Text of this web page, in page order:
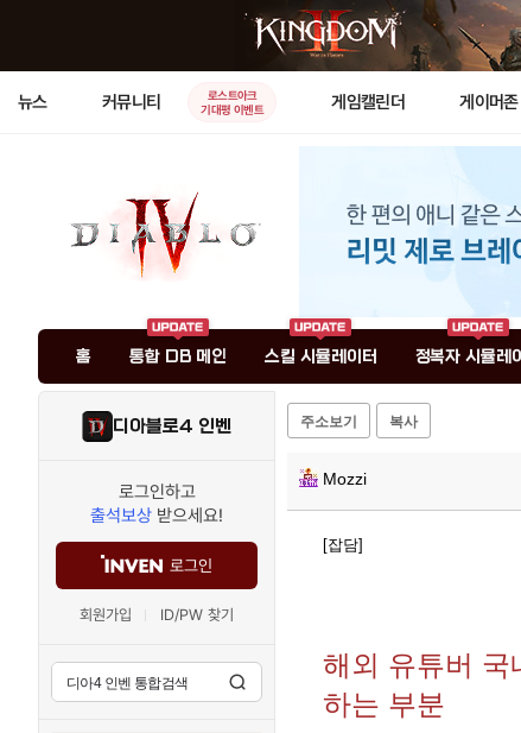
뉴스 커뮤니티
로스트아크
기대평 이벤트
게임캘린더 게이머존
홈 통합 DB 메인 스킬 시뮬레이터 정복자 시뮬레
디아블로4 인벤
로그인하고
출석보상 받으세요!
로그인
회원가입 ID/PW 찾기
주소보기 복사
Mozzi
[잡담]
해외 유튜버 국
하는 부분